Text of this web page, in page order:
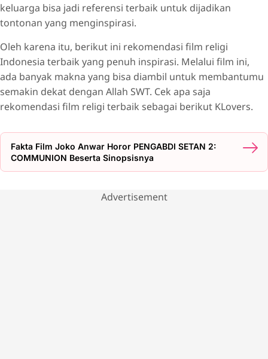
keluarga bisa jadi referensi terbaik untuk dijadikan
tontonan yang menginspirasi.
Oleh karena itu, berikut ini rekomendasi film religi
Indonesia terbaik yang penuh inspirasi. Melalui film ini,
ada banyak makna yang bisa diambil untuk membantumu
semakin dekat dengan Allah SWT. Cek apa saja
rekomendasi film religi terbaik sebagai berikut KLovers.
Fakta Film Joko Anwar Horor PENGABDI SETAN 2:
COMMUNION Beserta Sinopsisnya
Advertisement